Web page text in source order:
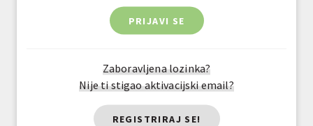
PRIJAVI SE
Zaboravljena lozinka?
Nije ti stigao aktivacijski email?
REGISTRIRAJ SE!